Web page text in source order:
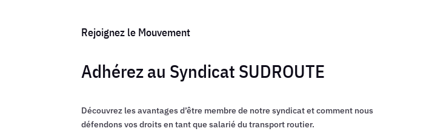
Rejoignez le Mouvement
Adhérez au Syndicat SUDROUTE
Découvrez les avantages d’être membre de notre syndicat et comment nous
défendons vos droits en tant que salarié du transport routier.